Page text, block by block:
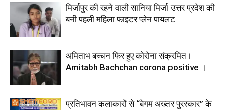
मिर्जापुर की रहने वाली सानिया मिर्जा उत्तर प्रदेश की
बनी पहली महिला फाइटर प्लेन पायलट
अमिताभ बच्चन फिर हुए कोरोना संक्रमित।
Amitabh Bachchan corona positive ।
प्रतिभावन कलाकारों से ‘‘बेगम अख्तर पुरस्कार’’ के